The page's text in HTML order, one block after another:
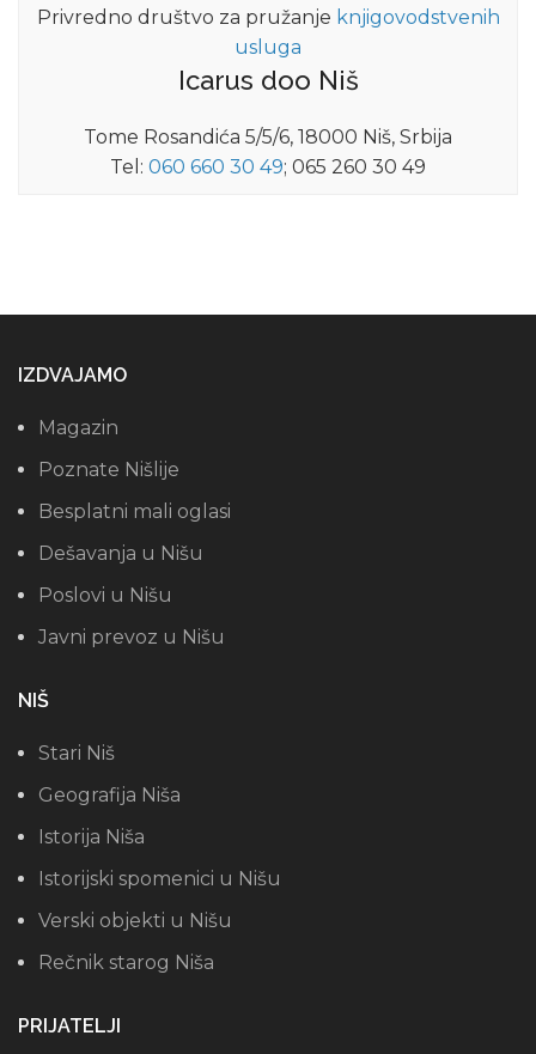
Privredno društvo za pružanje knjigovodstvenih
usluga
Icarus doo Niš
Tome Rosandića 5/5/6, 18000 Niš, Srbija
Tel: 060 660 30 49; 065 260 30 49
IZDVAJAMO
Magazin
Poznate Nišlije
Besplatni mali oglasi
Dešavanja u Nišu
Poslovi u Nišu
Javni prevoz u Nišu
NIŠ
Stari Niš
Geografija Niša
Istorija Niša
Istorijski spomenici u Nišu
Verski objekti u Nišu
Rečnik starog Niša
PRIJATELJI